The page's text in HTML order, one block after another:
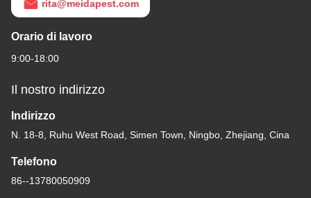
rita@meidapest.com
Orario di lavoro
9:00-18:00
Il nostro indirizzo
Indirizzo
N. 18-8, Ruhu West Road, Simen Town, Ningbo, Zhejiang, Cina
Telefono
86--13780050909